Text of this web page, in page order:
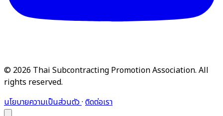
© 2026 Thai Subcontracting Promotion Association. All
rights reserved.
นโยบายความเป็นส่วนตัว· ติดต่อเรา